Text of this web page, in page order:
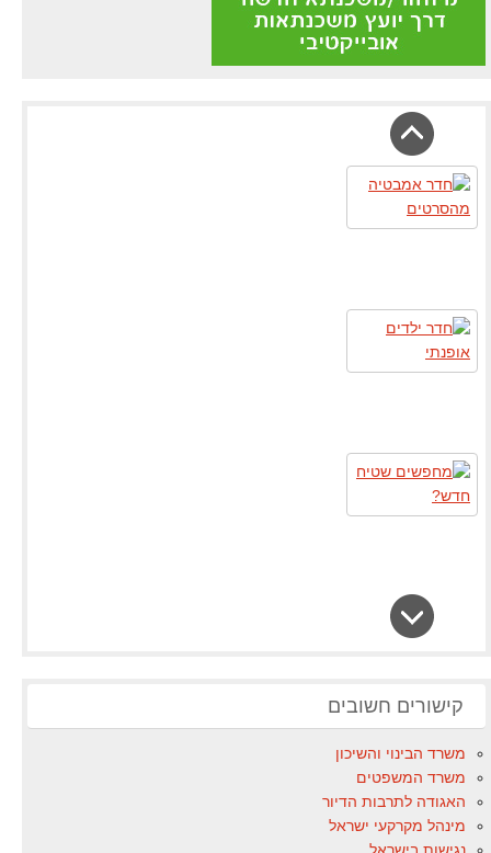
קישורים חשובים
משרד הבינוי והשיכון
משרד המשפטים
האגודה לתרבות הדיור
מינהל מקרקעי ישראל